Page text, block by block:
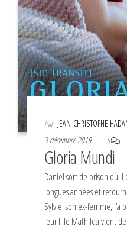
Par JEAN-CHRISTOPHE
3 décembre 2019
0
Gloria Mundi
Daniel sort de prison où
longues années et
Sylvie, son ex-femme, l’a
leur fille Mathilda vient